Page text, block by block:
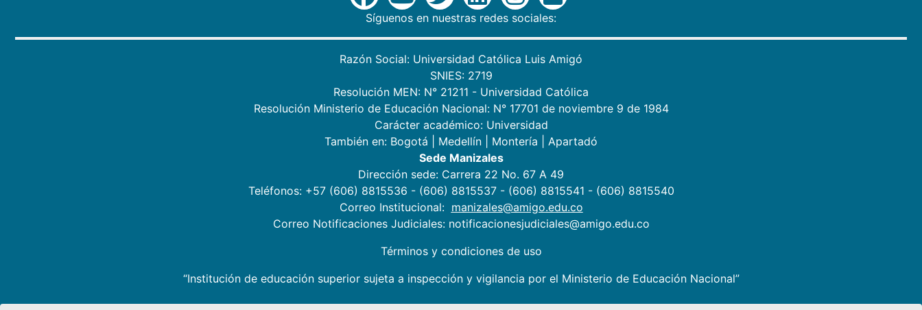
Síguenos en nuestras redes sociales:
Razón Social: Universidad Católica Luis Amigó
SNIES: 2719
Resolución MEN: N° 21211 - Universidad Católica
Resolución Ministerio de Educación Nacional: N° 17701 de noviembre 9 de 1984
Carácter académico: Universidad
También en: Bogotá Medellín Montería
Apartadó
Sede Manizales
Dirección sede: Carrera 22 No. 67 A 49
Teléfonos: +57 (606) 8815536 - (606) 8815537 - (606) 8815541 - (606) 8815540
Correo Institucional: manizales@amigo.edu.co
Correo Notificaciones Judiciales: notificacionesjudiciales@amigo.edu.co
Términos y condiciones de uso
“Institución de educación superior sujeta a inspección y vigilancia por el Ministerio de Educación Nacional”